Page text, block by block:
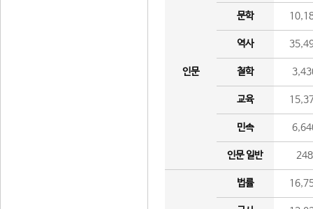
인문
문학
역사
철학
교육
민속
인문 일반 248
법률